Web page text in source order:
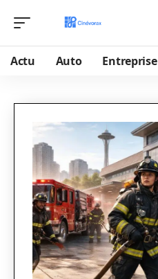
Actu Auto Entreprise